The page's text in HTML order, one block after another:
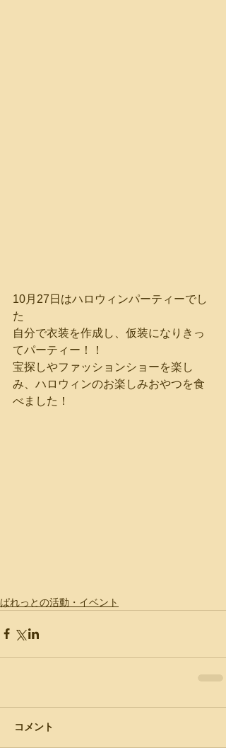
10月27日はハロウィンパーティーでし
た
自分で衣装を作成し、仮装になりきっ
てパーティー！！
宝探しやファッションショーを楽し
み、ハロウィンのお楽しみおやつを食
べました！
ぱれっとの活動・イベント
コメント